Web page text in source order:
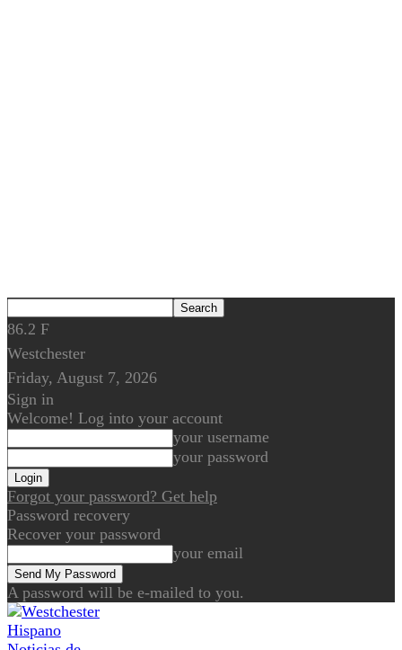
86.2 F
Westchester
Friday, August 7, 2026
Sign in
Welcome! Log into your account
your username
your password
Forgot your password? Get help
Password recovery
Recover your password
your email
A password will be e-mailed to you.